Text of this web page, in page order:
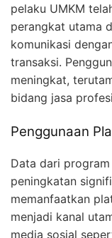
pelaku UMKM
perangkat utama
komunikasi
transaksi.
meningkat,
bidang jasa
Penggunaan
Data dari
peningkatan
memanfaatkan
menjadi kanal
media sosial